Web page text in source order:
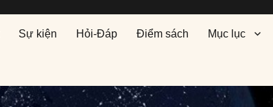
Sự kiện Hỏi-Đáp Điểm sách Mục lục